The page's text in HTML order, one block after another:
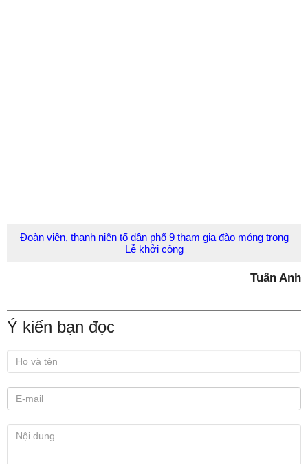
Đoàn viên, thanh niên tổ dân phố 9 tham gia đào móng trong
Lễ khởi công
Tuấn Anh
Ý kiến bạn đọc